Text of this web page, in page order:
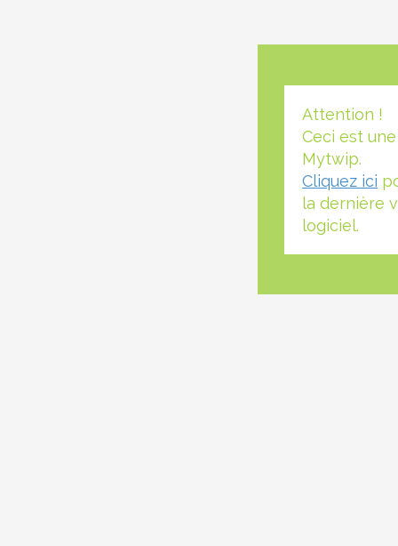
Attention !
Ceci est
Mytwip.
Cliquez ici
la dernière
logiciel.